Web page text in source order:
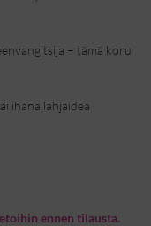
– tämä koru
ihana lahjaidea
ennen tilausta.